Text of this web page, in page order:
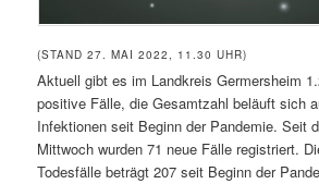
(STAND 27. MAI 2022, 11.30 UHR)
Aktuell gibt es im Landkreis Germersheim
positive Fälle, die Gesamtzahl beläuft sich
Infektionen seit Beginn der Pandemie. Seit
Mittwoch wurden 71 neue Fälle registriert.
Todesfälle beträgt 207 seit Beginn der